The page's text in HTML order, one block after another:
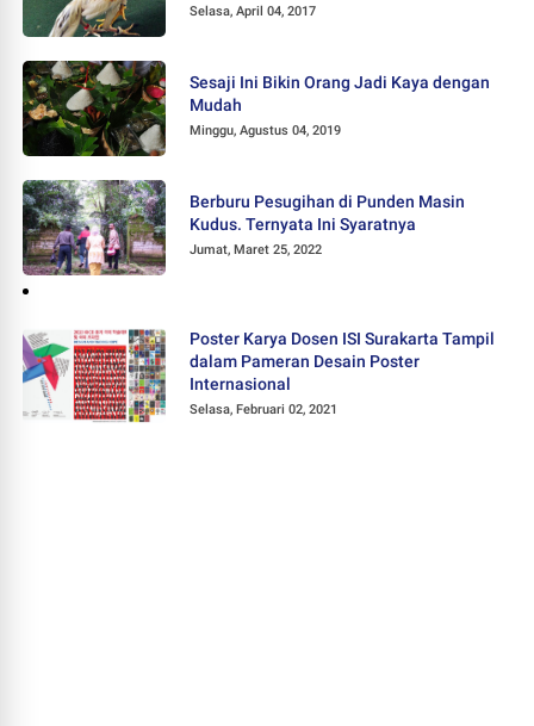
Selasa, April 04, 2017
Sesaji Ini Bikin Orang Jadi Kaya dengan
Mudah
Minggu, Agustus 04, 2019
Berburu Pesugihan di Punden Masin
Kudus. Ternyata Ini Syaratnya
Jumat, Maret 25, 2022
Poster Karya Dosen ISI Surakarta Tampil
dalam Pameran Desain Poster
Internasional
Selasa, Februari 02, 2021